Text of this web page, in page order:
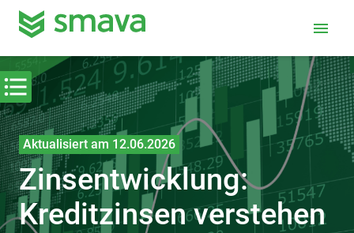
menu
Aktualisiert am 12.06.2026
Zinsentwicklung:
Kreditzinsen verstehen